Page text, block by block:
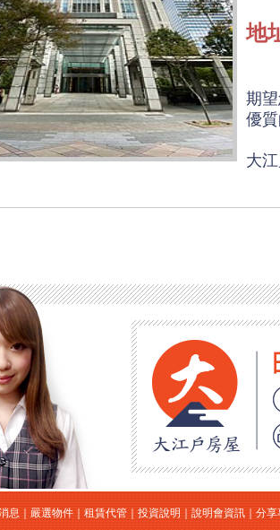
地
期
優
大
息 嚴選物件 租賃代管 投資說明 說明會資訊 分享